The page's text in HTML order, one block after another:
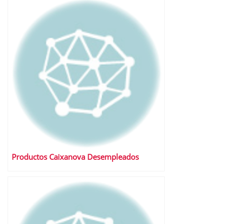
Productos Caixanova Desempleados